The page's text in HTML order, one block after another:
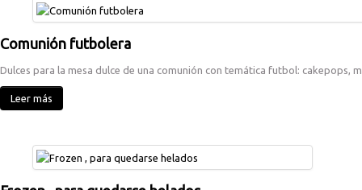
Comunión futbolera
Dulces para la mesa dulce de una comunión con temática futbol: cakepops,
Leer más